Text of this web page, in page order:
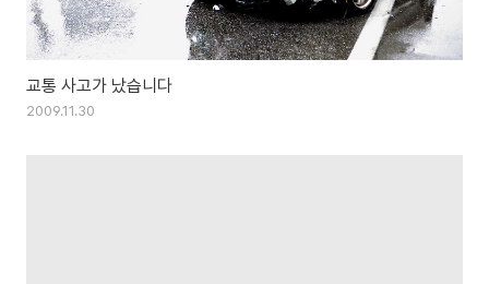
교통 사고가 났습니다
2009.11.30